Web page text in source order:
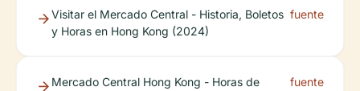
Visitar el Mercado Central - Historia, Boletos
y Horas en Hong Kong (2024)
fuente
Mercado Central Hong Kong - Horas de
fuente